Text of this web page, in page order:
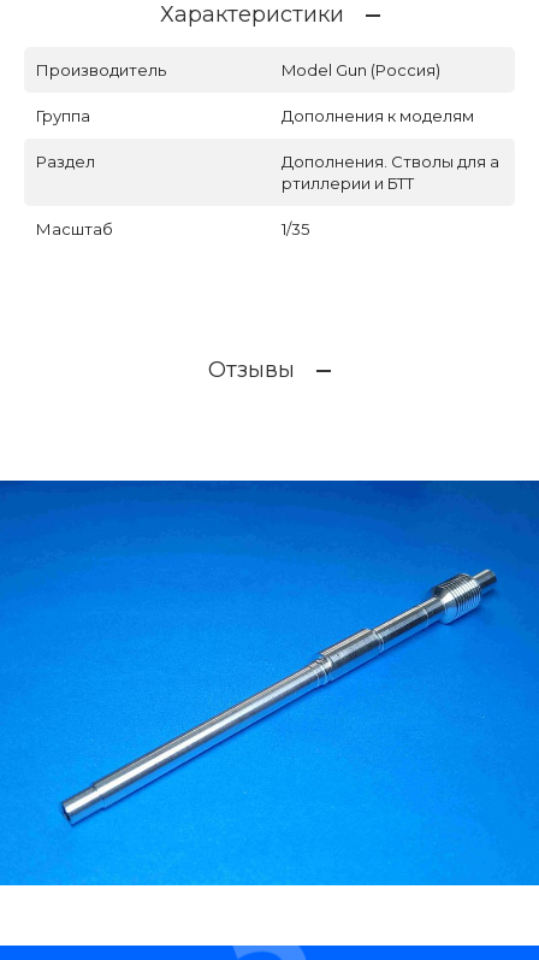
Характеристики
Производитель Model Gun (Россия)
Группа Дополнения к моделям
Раздел
Дополнения. Стволы для а
ртиллерии и БТТ
Масштаб 1/35
Отзывы